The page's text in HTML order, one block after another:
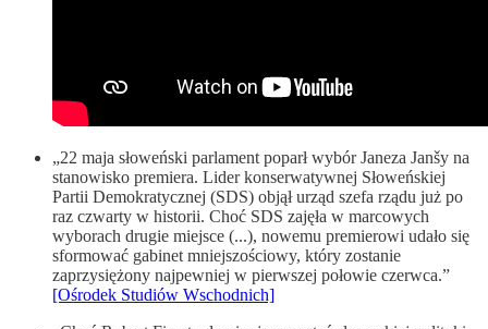
„22 maja słoweński parlament poparł wybór Janeza Janšy na
stanowisko premiera. Lider konserwatywnej Słoweńskiej
Partii Demokratycznej (SDS) objął urząd szefa rządu już po
raz czwarty w historii. Choć SDS zajęła w marcowych
wyborach drugie miejsce (...), nowemu premierowi udało się
sformować gabinet mniejszościowy, który zostanie
zaprzysiężony najpewniej w pierwszej połowie czerwca.”
[Ośrodek Studiów Wschodnich]